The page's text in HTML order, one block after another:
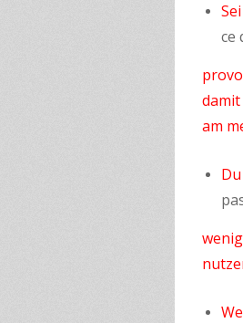
ce
damit
am
wenig